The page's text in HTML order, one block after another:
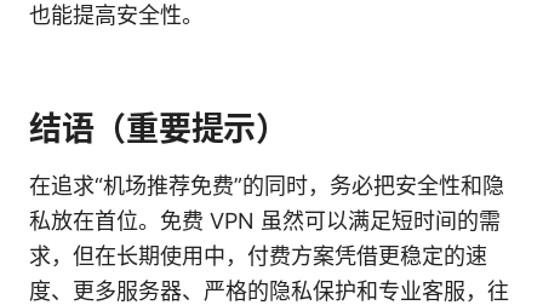
也能提高安全性。
结语（重要提示）
在追求“机场推荐免费”的同时，务必把安全性和隐
私放在首位。免费 VPN 虽然可以满足短时间的需
求，但在长期使用中，付费方案凭借更稳定的速
度、更多服务器、严格的隐私保护和专业客服，往